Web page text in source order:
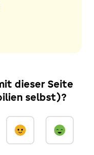
dieser Seite
selbst)?